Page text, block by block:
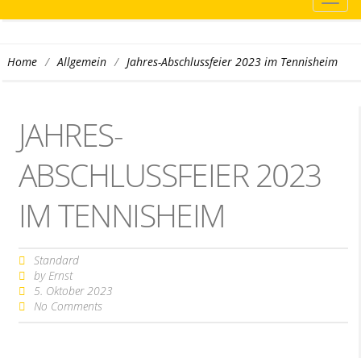
Home / Allgemein / Jahres-Abschlussfeier 2023 im Tennisheim
JAHRES-
ABSCHLUSSFEIER 2023
IM TENNISHEIM
Standard
by Ernst
5. Oktober 2023
No Comments